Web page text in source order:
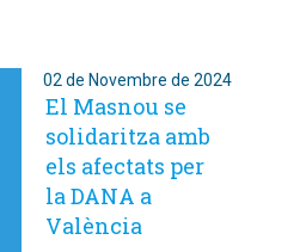
02 de Novembre de 2024
El Masnou se
solidaritza amb
els afectats per
la DANA a
València